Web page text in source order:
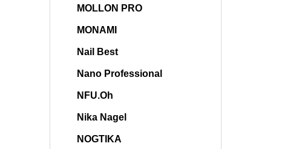
MOLLON PRO
MONAMI
Nail Best
Nano Professional
NFU.Oh
Nika Nagel
NOGTIKA